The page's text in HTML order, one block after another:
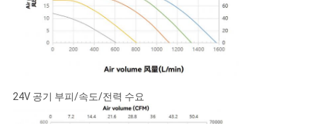
24V 공기 부피/속도/전력 수요